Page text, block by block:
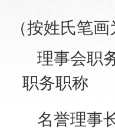
（按姓氏笔
理事会
职务职称
名誉理